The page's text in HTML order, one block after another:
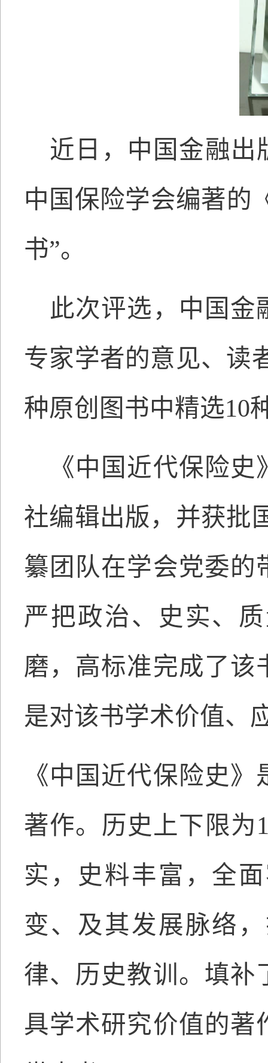
近日，中国金融出
中国保险学会编著的
书”。
此次评选，中国金
专家学者的意见、读
种原创图书中精选10
《中国近代保险
社编辑出版，并获批
纂团队在学会党委的
严把政治、史实、
磨，高标准完成了该
是对该书学术价值、
《中国近代保险史
著作。历史上下限为
实，史料丰富，全
变、及其发展脉络
律、历史教训。填补
具学术研究价值的著